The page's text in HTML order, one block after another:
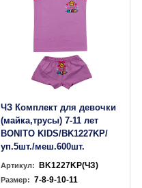
ЧЗ Комплект для девочки
(майка,трусы) 7-11 лет
BONITO KIDS/BK1227KP/
уп.5шт./меш.600шт.
Артикул: BK1227KP(ЧЗ)
Размер: 7-8-9-10-11